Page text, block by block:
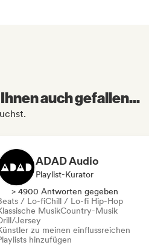
auch gefallen...
ADAD Audio
Playlist-Kurator
> 4900 Antworten gegeben
/ Lo-fiChill / Lo-fi Hip-Hop
MusikCountry-Musik
Jersey
zu meinen einflussreichen
hinzufügen